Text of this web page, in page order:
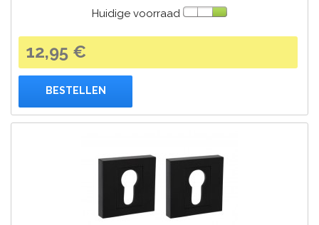
Huidige voorraad
12,95 €
BESTELLEN